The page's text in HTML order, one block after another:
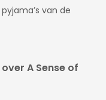
van de
A Sense of